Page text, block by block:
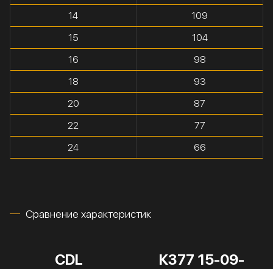
14
109
15
104
16
98
18
93
20
87
22
77
24
66
Сравнение характеристик
CDL
К377 15-09-